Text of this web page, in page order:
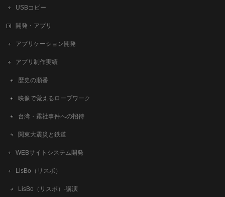
USBコピー
開発・アプリ
アプリケーション開発
アプリ制作実績
歴史の順番
映像で覚えるロープワーク
台湾・霧社事件への招待
関東大震災と鉄道
WEBサイトシステム開発
LisBo（リスボ）
LisBo（リスボ）-講演